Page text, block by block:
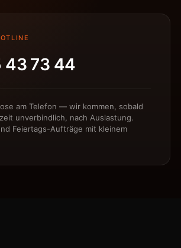
43 73 44
am Telefon — wir kommen, sobald
unverbindlich, nach Auslastung.
Feiertags-Aufträge mit kleinem